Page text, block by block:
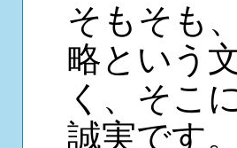
そもそも
略という
く、そこ
誠実です